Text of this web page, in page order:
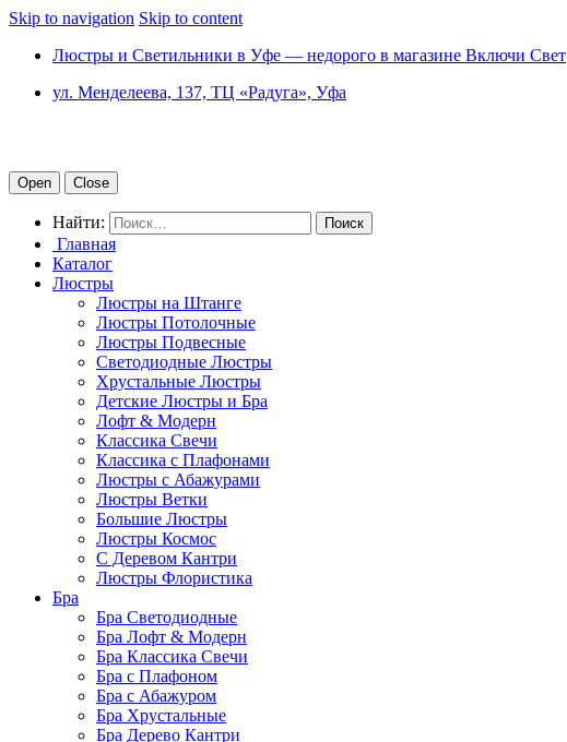
Skip to navigation Skip to content
Люстры и Светильники в Уфе — недорого в магазине Включи Свет
ул. Менделеева, 137, ТЦ «Радуга», Уфа
Open Close
Найти:
Главная
Каталог
Люстры
Люстры на Штанге
Люстры Потолочные
Люстры Подвесные
Светодиодные Люстры
Хрустальные Люстры
Детские Люстры и Бра
Лофт & Модерн
Классика Свечи
Классика с Плафонами
Люстры с Абажурами
Люстры Ветки
Большие Люстры
Люстры Космос
С Деревом Кантри
Люстры Флористика
Бра
Бра Светодиодные
Бра Лофт & Модерн
Бра Классика Свечи
Бра с Плафоном
Бра с Абажуром
Бра Хрустальные
Бра Дерево Кантри